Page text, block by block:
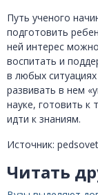
Путь ученого
подготовить
ней интерес
воспитать и
в любых
развивать в нем
науке, готовить к
идти к знаниям.
Источник:
Читать